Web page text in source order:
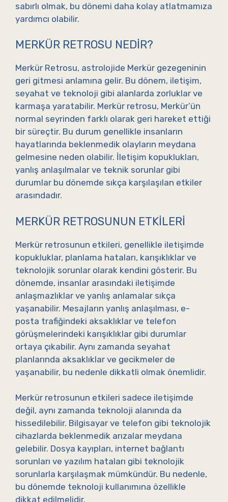
sabırlı olmak, bu dönemi daha kolay atlatmamıza
yardımcı olabilir.
MERKÜR RETROSU NEDIR?
Merkür Retrosu, astrolojide Merkür gezegeninin
geri gitmesi anlamına gelir. Bu dönem, iletişim,
seyahat ve teknoloji gibi alanlarda zorluklar ve
karmaşa yaratabilir. Merkür retrosu, Merkür’ün
normal seyrinden farklı olarak geri hareket ettiği
bir süreçtir. Bu durum genellikle insanların
hayatlarında beklenmedik olayların meydana
gelmesine neden olabilir. İletişim kopuklukları,
yanlış anlaşılmalar ve teknik sorunlar gibi
durumlar bu dönemde sıkça karşılaşılan etkiler
arasındadır.
MERKÜR RETROSUNUN ETKILERI
Merkür retrosunun etkileri, genellikle iletişimde
kopukluklar, planlama hataları, karışıklıklar ve
teknolojik sorunlar olarak kendini gösterir. Bu
dönemde, insanlar arasındaki iletişimde
anlaşmazlıklar ve yanlış anlamalar sıkça
yaşanabilir. Mesajların yanlış anlaşılması, e-
posta trafiğindeki aksaklıklar ve telefon
görüşmelerindeki karışıklıklar gibi durumlar
ortaya çıkabilir. Aynı zamanda seyahat
planlarında aksaklıklar ve gecikmeler de
yaşanabilir, bu nedenle dikkatli olmak önemlidir.
Merkür retrosunun etkileri sadece iletişimde
değil, aynı zamanda teknoloji alanında da
hissedilebilir. Bilgisayar ve telefon gibi teknolojik
cihazlarda beklenmedik arızalar meydana
gelebilir. Dosya kayıpları, internet bağlantı
sorunları ve yazılım hataları gibi teknolojik
sorunlarla karşılaşmak mümkündür. Bu nedenle,
bu dönemde teknoloji kullanımına özellikle
dikkat edilmelidir.